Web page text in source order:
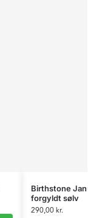
Birthstone
forgyldt sølv
290,00kr.